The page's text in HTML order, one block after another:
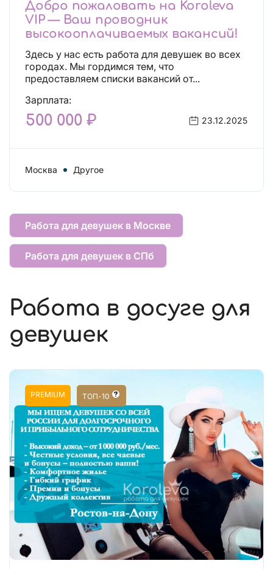
Добро пожаловать на Koroleva
VIP — Ваш проводник
высокооплачиваемых вакансий!
Здесь у нас есть работа для девушек во всех
городах. Мы гордимся тем, что
предоставляем списки вакансий от...
Зарплата:
500 000 ₽ 23.12.2025
Москва Другое
Работа для девушек в Москве
Работа для девушек в СПб
Работа в досуге для
девушек
PREMIUM ТОП-10